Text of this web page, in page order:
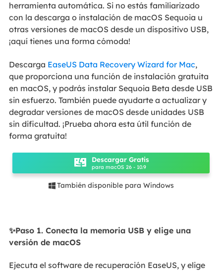
herramienta automática. Si no estás familiarizado
con la descarga o instalación de macOS Sequoia u
otras versiones de macOS desde un dispositivo USB,
¡aquí tienes una forma cómoda!
Descarga EaseUS Data Recovery Wizard for Mac,
que proporciona una función de instalación gratuita
en macOS, y podrás instalar Sequoia Beta desde USB
sin esfuerzo. También puede ayudarte a actualizar y
degradar versiones de macOS desde unidades USB
sin dificultad. ¡Prueba ahora esta útil función de
forma gratuita!
Descargar Gratis
para macOS 26 - 10.9
 También disponible para Windows
✨Paso 1. Conecta la memoria USB y elige una
versión de macOS
Ejecuta el software de recuperación EaseUS, y elige